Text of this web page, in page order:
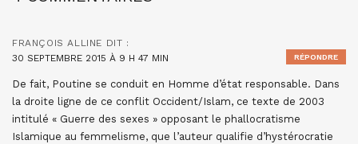
FRANÇOIS ALLINE DIT :
30 SEPTEMBRE 2015 À 9 H 47 MIN
De fait, Poutine se conduit en Homme d’état responsable. Dans
la droite ligne de ce conflit Occident/Islam, ce texte de 2003
intitulé « Guerre des sexes » opposant le phallocratisme
Islamique au femmelisme, que l’auteur qualifie d’hystérocratie
RÉPONDRE